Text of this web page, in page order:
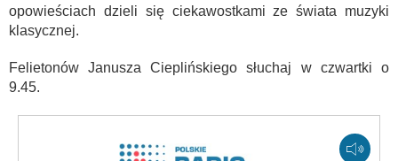
opowieściach dzieli się ciekawostkami ze świata muzyki
klasycznej.
Felietonów Janusza Cieplińskiego słuchaj w czwartki o
9.45.